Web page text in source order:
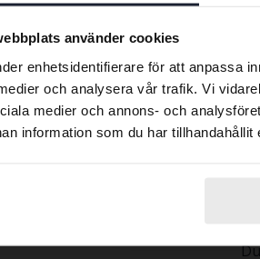
använder cookies
enhetsidentifierare för att anpassa
och analysera vår trafik. Vi
medier och annons- och
information som du har
Reparationsobjekt
Atlas Copco XAS 85
Export: Ja
preferences than
abroad we have
contains all the